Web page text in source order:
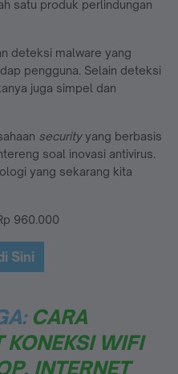
satu produk perlindungan
deteksi malware yang
pengguna. Selain deteksi
juga simpel dan
securityyang berbasis
soal inovasi antivirus.
yang sekarang kita
960.000
Sini
CARA
KONEKSI WIFI
INTERNET